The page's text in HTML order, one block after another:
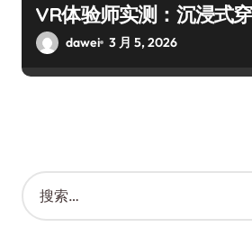
VR体验师实测：沉浸式
dawei 3 月 5, 2026
搜
索
：